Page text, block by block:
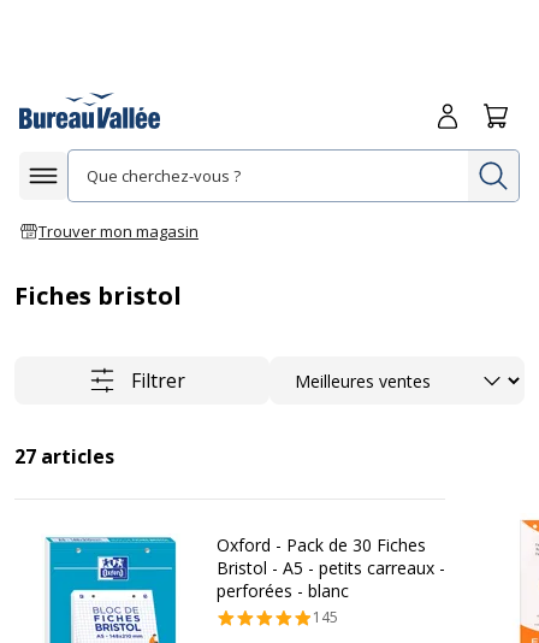
Afficher la navigation
Trouver mon magasin
Me
Fiches bristol
Filtrer Trier
27 articles
Oxford - Pack de 30 Fiches
Bristol - A5 - petits carreaux -
perforées - blanc
145